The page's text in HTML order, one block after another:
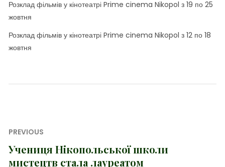
Розклад фільмів у кінотеатрі Prime cinema Nikopol з 19 по 25
жовтня
Розклад фільмів у кінотеатрі Prime cinema Nikopol з 12 по 18
жовтня
Навігація
записів
PREVIOUS
Previous
post:
Учениця Нікопольської школи
мистецтв стала лауреатом